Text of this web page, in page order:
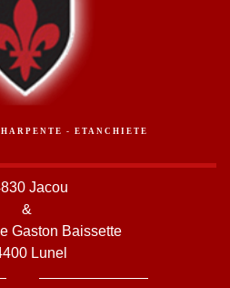
- ETANCHIETE
Jacou
&
Gaston Baissette
Lunel